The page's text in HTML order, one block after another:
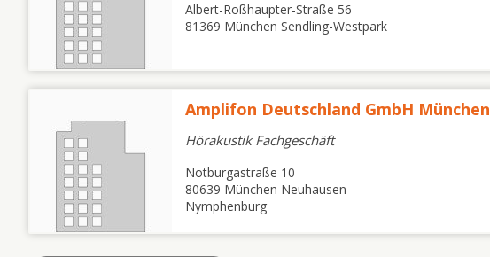
Albert-Roßhaupter-Straße 56
81369 München Sendling-Westpark
Amplifon Deutschland GmbH München
Hörakustik Fachgeschäft
Notburgastraße 10
80639 München Neuhausen-
Nymphenburg